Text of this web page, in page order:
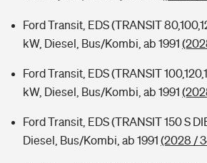
Ford Transit, EDS (TRANSIT
kW, Diesel, Bus/Kombi, ab 1991
Ford Transit, EDS (TRANSIT
kW, Diesel, Bus/Kombi, ab 1991
Ford Transit, EDS (TRANSIT 150 S
Diesel, Bus/Kombi, ab 1991 (2028 /